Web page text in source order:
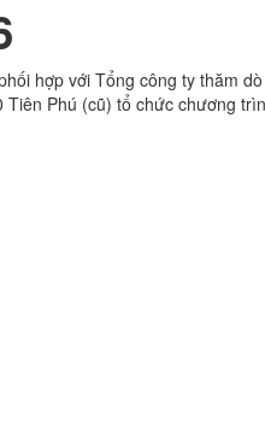
HỘI CHỦ NGHĨA VIỆT NAM (2/
hợp với Tổng công ty thăm dò
Phú (cũ) tổ chức chương